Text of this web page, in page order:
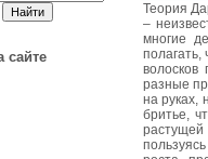
сайте
Теория
–
многие
разные
на руках,
бритье,